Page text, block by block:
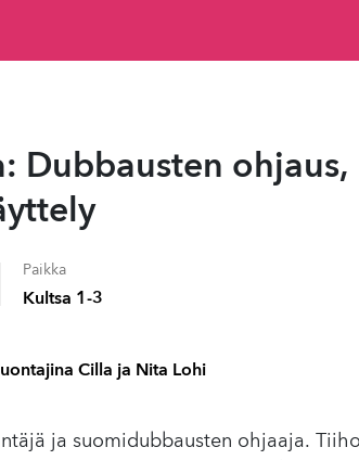
Dubbausten ohjaus,
Paikka
Kultsa 1-3
Cilla ja Nita Lohi
ja suomidubbausten ohjaaja.